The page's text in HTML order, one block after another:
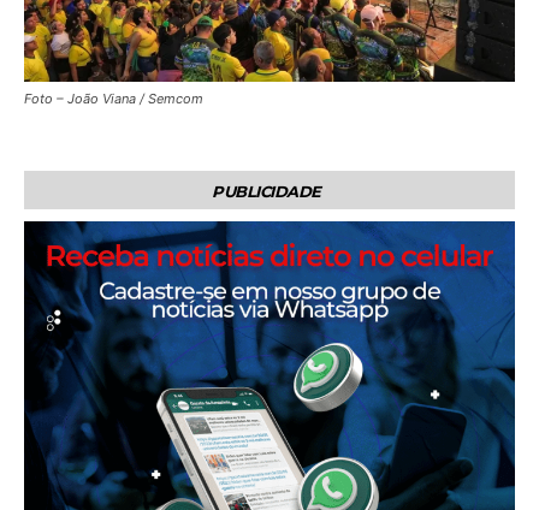
Foto – João Viana / Semcom
PUBLICIDADE